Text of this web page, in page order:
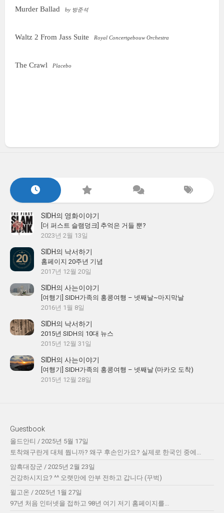
Murder Ballad by 방준석
Waltz 2 From Jass Suite Royal Concertgebouw Orchestra
The Crawl Placebo
SIDH의 영화이야기
[더 퍼스트 슬램덩크] 추억은 거들 뿐?
2023년 2월 13일
SIDH의 낙서하기
홈페이지 20주년 기념
2017년 12월 20일
SIDH의 사는이야기
[여행기] SIDH가족의 홍콩여행 – 넷째날~마지막날
2016년 1월 8일
SIDH의 낙서하기
2015년 SIDH의 10대 뉴스
2015년 12월 31일
SIDH의 사는이야기
[여행기] SIDH가족의 홍콩여행 – 넷째날 (마카오 도착)
2015년 12월 28일
Guestbook
올드안티 / 2025년 5월 17일
토착왜구란게 대체 뭡니까? 왜구 후손인가요? 실제로 한국인 중에...
암흑대장군 / 2025년 2월 23일
건강하시지요? ^^ 오랫만에 안부 전하고 갑니다 (꾸벅)
윌고온 / 2025년 1월 27일
97년 처음 인터넷을 접하고 98년 여기 저기 홈페이지를...